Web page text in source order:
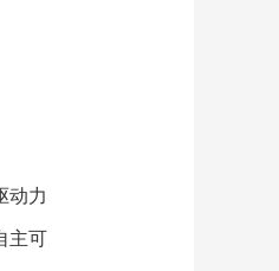
动力
主可